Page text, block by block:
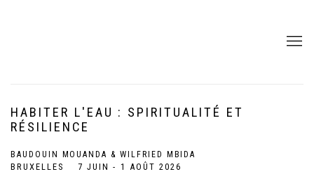
HABITER L'EAU : SPIRITUALITÉ ET
RÉSILIENCE
BAUDOUIN MOUANDA & WILFRIED MBIDA
7 JUIN - 1 AOÛT 2026
BRUXELLES